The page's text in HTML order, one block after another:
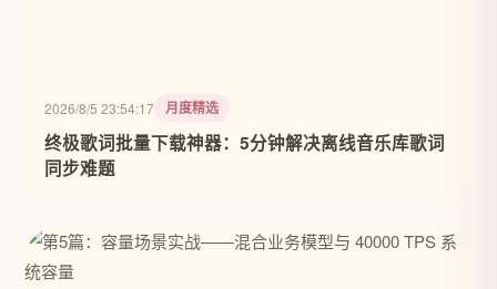
2026/8/5 23:54:17 月度精选
终极歌词批量下载神器：5分钟解决离线音乐库歌词
同步难题